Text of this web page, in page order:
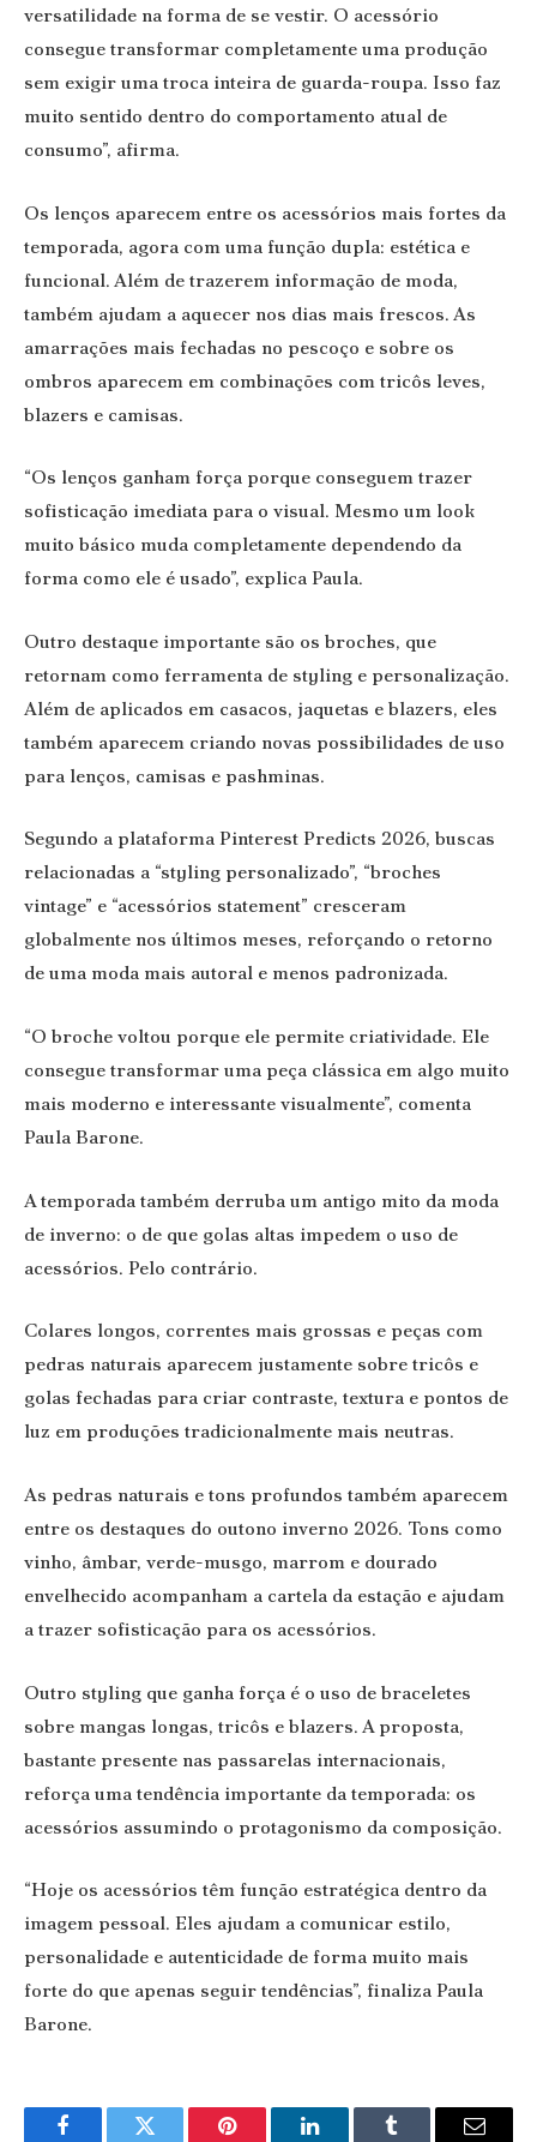
versatilidade na forma de se vestir. O acessório
consegue transformar completamente uma produção
sem exigir uma troca inteira de guarda-roupa. Isso faz
muito sentido dentro do comportamento atual de
consumo”, afirma.
Os lenços aparecem entre os acessórios mais fortes da
temporada, agora com uma função dupla: estética e
funcional. Além de trazerem informação de moda,
também ajudam a aquecer nos dias mais frescos. As
amarrações mais fechadas no pescoço e sobre os
ombros aparecem em combinações com tricôs leves,
blazers e camisas.
“Os lenços ganham força porque conseguem trazer
sofisticação imediata para o visual. Mesmo um look
muito básico muda completamente dependendo da
forma como ele é usado”, explica Paula.
Outro destaque importante são os broches, que
retornam como ferramenta de styling e personalização.
Além de aplicados em casacos, jaquetas e blazers, eles
também aparecem criando novas possibilidades de uso
para lenços, camisas e pashminas.
Segundo a plataforma Pinterest Predicts 2026, buscas
relacionadas a “styling personalizado”, “broches
vintage” e “acessórios statement” cresceram
globalmente nos últimos meses, reforçando o retorno
de uma moda mais autoral e menos padronizada.
“O broche voltou porque ele permite criatividade. Ele
consegue transformar uma peça clássica em algo muito
mais moderno e interessante visualmente”, comenta
Paula Barone.
A temporada também derruba um antigo mito da moda
de inverno: o de que golas altas impedem o uso de
acessórios. Pelo contrário.
Colares longos, correntes mais grossas e peças com
pedras naturais aparecem justamente sobre tricôs e
golas fechadas para criar contraste, textura e pontos de
luz em produções tradicionalmente mais neutras.
As pedras naturais e tons profundos também aparecem
entre os destaques do outono inverno 2026. Tons como
vinho, âmbar, verde-musgo, marrom e dourado
envelhecido acompanham a cartela da estação e ajudam
a trazer sofisticação para os acessórios.
Outro styling que ganha força é o uso de braceletes
sobre mangas longas, tricôs e blazers. A proposta,
bastante presente nas passarelas internacionais,
reforça uma tendência importante da temporada: os
acessórios assumindo o protagonismo da composição.
“Hoje os acessórios têm função estratégica dentro da
imagem pessoal. Eles ajudam a comunicar estilo,
personalidade e autenticidade de forma muito mais
forte do que apenas seguir tendências”, finaliza Paula
Barone.